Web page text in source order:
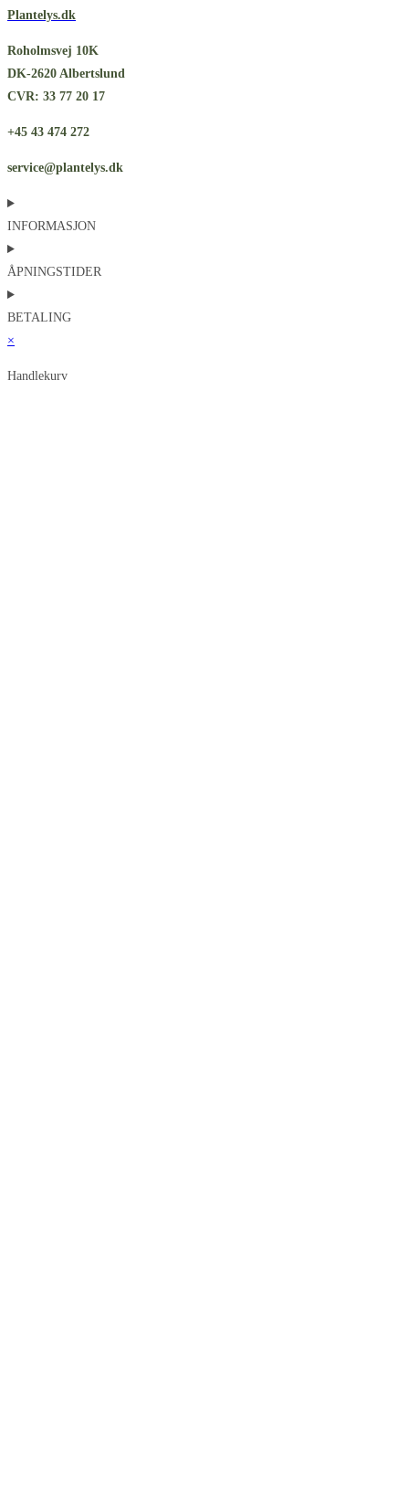
Plantelys.dk
Roholmsvej 10K
DK-2620 Albertslund
CVR: 33 77 20 17
+45 43 474 272
service@plantelys.dk
INFORMASJON
ÅPNINGSTIDER
BETALING
×
Handlekurv